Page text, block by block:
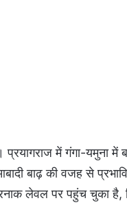
प्रयागराज में गंगा-यमुना
बाढ़ की वजह से
लेवल पर पहुंच चुका